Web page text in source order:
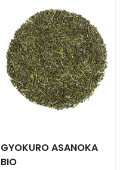
GYOKURO ASANOKA
BIO